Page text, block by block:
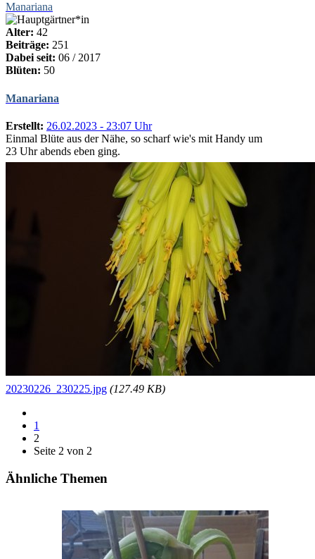
Manariana
Alter: 42
Beiträge: 251
Dabei seit: 06 / 2017
Blüten: 50
Manariana
Erstellt: 26.02.2023 - 23:07 Uhr
Einmal Blüte aus der Nähe, so scharf wie's mit Handy um
23 Uhr abends eben ging.
20230226_230225.jpg (127.49 KB)
1
2
Seite 2 von 2
Ähnliche Themen